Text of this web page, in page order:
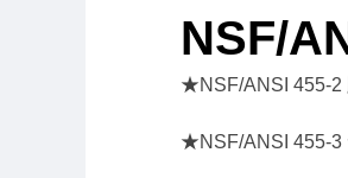
NSF/
★NSF/ANSI 455-2
★NSF/ANSI 455-3